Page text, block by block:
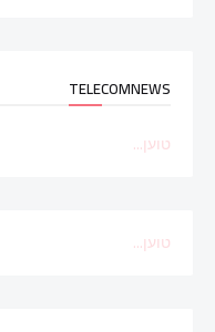
TELECOMNEWS
טוען...
טוען...